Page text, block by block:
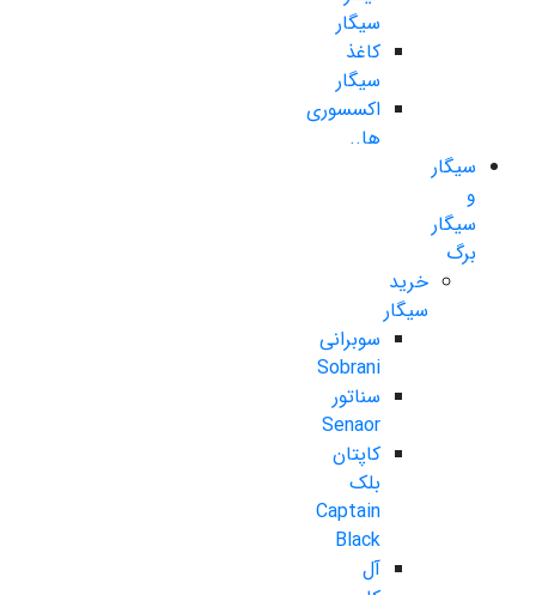
سیگار
کاغذ
سیگار
اکسسوری
ها..
سیگار
و
سیگار
برگ
خرید
سیگار
سوبرانی
Sobrani
سناتور
Senaor
کاپتان
بلک
Captain
Black
آل